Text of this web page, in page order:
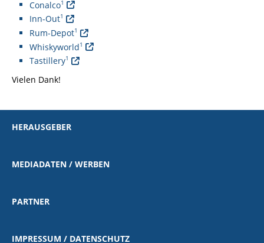
Conalco1
Inn-Out1
Rum-Depot1
Whiskyworld1
Tastillery1
Vielen Dank!
HERAUSGEBER
MEDIADATEN / WERBEN
PARTNER
IMPRESSUM / DATENSCHUTZ